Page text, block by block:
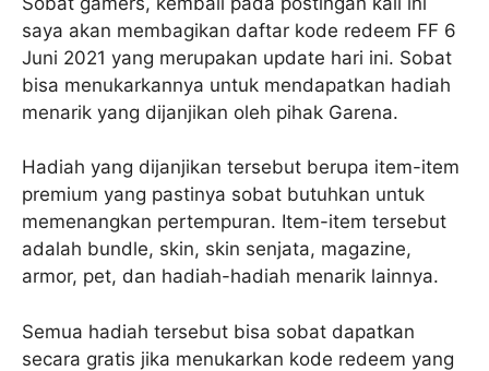
saya akan membagikan daftar kode redeem FF 6
Juni 2021 yang merupakan update hari ini. Sobat
bisa menukarkannya untuk mendapatkan hadiah
menarik yang dijanjikan oleh pihak Garena.
Hadiah yang dijanjikan tersebut berupa item-item
premium yang pastinya sobat butuhkan untuk
memenangkan pertempuran. Item-item tersebut
adalah bundle, skin, skin senjata, magazine,
armor, pet, dan hadiah-hadiah menarik lainnya.
Semua hadiah tersebut bisa sobat dapatkan
secara gratis jika menukarkan kode redeem yang